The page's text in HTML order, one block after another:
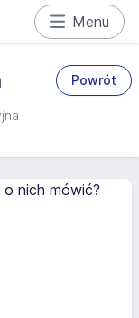
Menu
Powrót